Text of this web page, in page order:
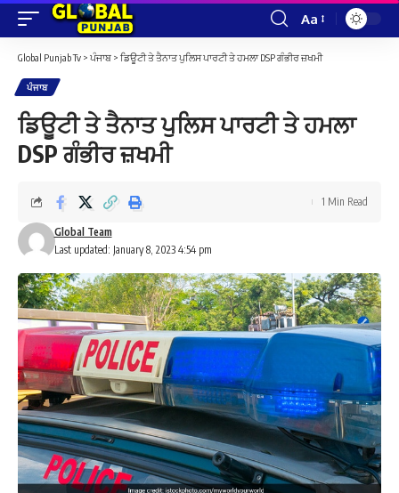
Font
Resizer
Aa
Global Punjab Tv > ਪੰਜਾਬ > ਡਿਊਟੀ ਤੇ ਤੈਨਾਤ ਪੁਲਿਸ ਪਾਰਟੀ ਤੇ ਹਮਲਾ DSP ਗੰਭੀਰ ਜ਼ਖਮੀ
ਪੰਜਾਬ
ਡਿਊਟੀ ਤੇ ਤੈਨਾਤ ਪੁਲਿਸ ਪਾਰਟੀ ਤੇ ਹਮਲਾ
DSP ਗੰਭੀਰ ਜ਼ਖਮੀ
Last updated: January 8, 2023 4:54 pm
Global Team
1 Min Read